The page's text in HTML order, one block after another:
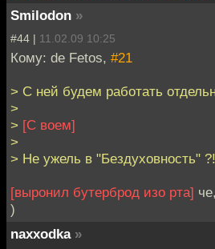
Smilodon »
#44 | 11.02.09 10:25
Кому: de Fetos, #21
> С ней будем работать
>
> [С воем]
>
> Не ужель в "Бездуховность"
[выронил бутерброд изо рта]
)
naxxodka »